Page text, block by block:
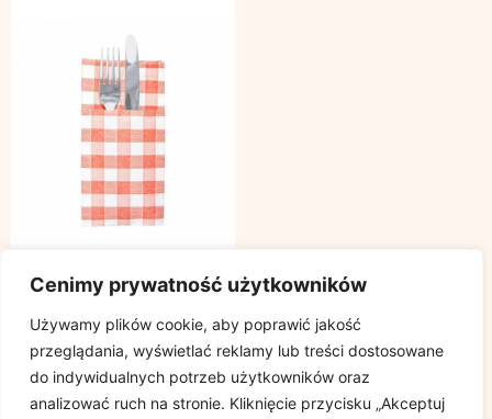
Cenimy prywatność użytkowników
Używamy plików cookie, aby poprawić jakość
przeglądania, wyświetlać reklamy lub treści dostosowane
do indywidualnych potrzeb użytkowników oraz
analizować ruch na stronie. Kliknięcie przycisku „Akceptuj
Vichy czerwone, 40x40cm,
Like-Linen,
biodegradowalne, op. 50
sztuk